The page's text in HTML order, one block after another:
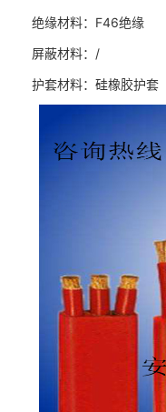
绝缘材料：F46绝缘
屏蔽材料：/
护套材料：硅橡胶护套